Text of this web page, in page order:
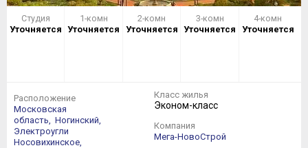
Студия
Уточняется
1-комн
Уточняется
2-комн
Уточняется
3-комн
Уточняется
4-комн
Уточняется
Расположение
Московская
область, Ногинский,
Электроугли
Носовихинское,
Класс жилья
Эконом-класс
Компания
Мега-НовоСтрой